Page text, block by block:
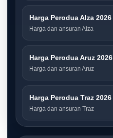
Harga Perodua Alza 2026
Harga dan ansuran Alza
Harga Perodua Aruz 2026
Harga dan ansuran Aruz
Harga Perodua Traz 2026
Harga dan ansuran Traz